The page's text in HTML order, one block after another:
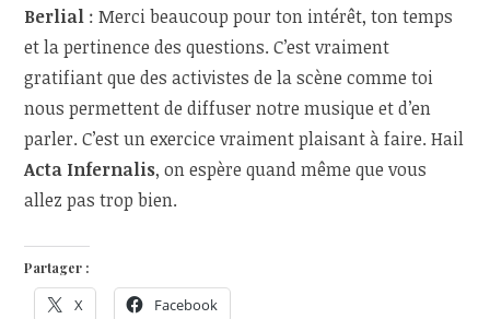
Berlial : Merci beaucoup pour ton intérêt, ton temps
et la pertinence des questions. C’est vraiment
gratifiant que des activistes de la scène comme toi
nous permettent de diffuser notre musique et d’en
parler. C’est un exercice vraiment plaisant à faire. Hail
Acta Infernalis, on espère quand même que vous
allez pas trop bien.
Partager :
X Facebook